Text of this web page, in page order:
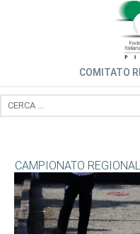
COMITATO
CAMPIONATO